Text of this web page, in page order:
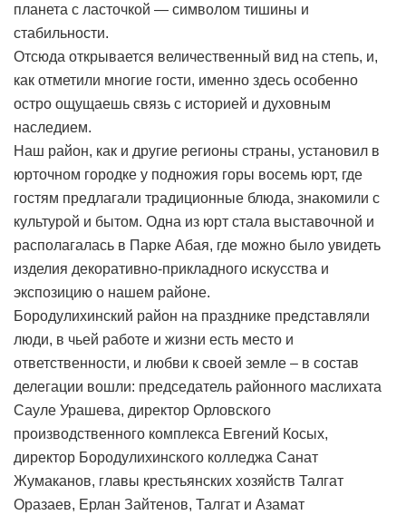
планета с ласточкой — символом тишины и
стабильности.
Отсюда открывается величественный вид на степь, и,
как отметили многие гости, именно здесь особенно
остро ощущаешь связь с историей и духовным
наследием.
Наш район, как и другие регионы страны, установил в
юрточном городке у подножия горы восемь юрт, где
гостям предлагали традиционные блюда, знакомили с
культурой и бытом. Одна из юрт стала выставочной и
располагалась в Парке Абая, где можно было увидеть
изделия декоративно-прикладного искусства и
экспозицию о нашем районе.
Бородулихинский район на празднике представляли
люди, в чьей работе и жизни есть место и
ответственности, и любви к своей земле – в состав
делегации вошли: председатель районного маслихата
Сауле Урашева, директор Орловского
производственного комплекса Евгений Косых,
директор Бородулихинского колледжа Санат
Жумаканов, главы крестьянских хозяйств Талгат
Оразаев, Ерлан Зайтенов, Талгат и Азамат